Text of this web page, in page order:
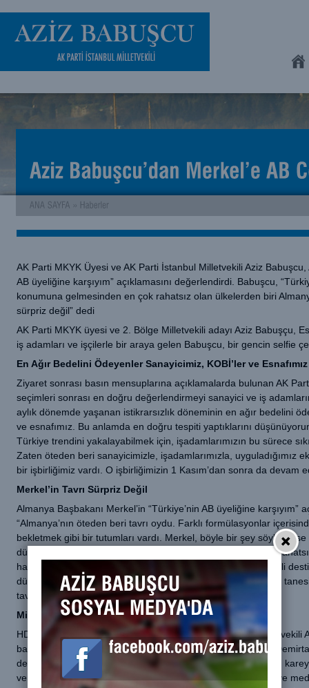
AK Parti MKYK Üyesi ve AK Parti İstanbul Milletvekili Aziz Babuşcu,
AB üyeliğine karşıyım” açıklamasını değerlendirdi. Babuşcu,
konumuna gelmesinden en çok rahatsız olan ülkelerden biri
sürpriz değil” dedi
AK Parti MKYK üyesi ve 2. Bölge Milletvekili adayı Aziz Babuşçu,
iş adamları ve işçilerle bir araya gelen Babuşcu, bir gencin selfie
En Ağır Bedelini Ödeyenler Sanayicimiz, KOBİ’ler ve Esnafımız
Ziyaret sonrası basın mensuplarına açıklamalarda bulunan AK
seçimleri sonrası en doğru değerlendirmeyi sanayici ve iş
aylık dönemde yaşanan istikrarsızlık döneminin en ağır bedelini
ve esnafımız. Bu anlamda en doğru tespiti yaptıklarını
Türkiye trendini yakalayabilmek için, işadamlarımızın bu sürece
Zaten öteden beri sanayicimizle, işadamlarımızla, uyguladığımız
bir işbirliğimiz vardı. O işbirliğimizin 1 Kasım’dan sonra da devam
Merkel’in Tavrı Sürpriz Değil
Almanya Başbakanı Merkel’in “Türkiye’nin AB üyeliğine karşıyım”
“Almanya’nın öteden beri tavrı oydu. Farklı formülasyonlar
bekletmek gibi bir tutumları vardı. Merkel, böyle bir şey
dünyada belirleyici aktör ülke konuma gelmesinden en ciddi
havaalanı projemizin Frankfurt’a alternatifliğinin ve çok önemli
düşündüğünüzde, Gezide de karşı çıkılan projelerimizden bir
tavrı net anlaşılabilir.” şeklinde konuştu.
Millet Görüyor
HDP Eş Genel Başkanı Demirtaş’ı da eleştiren AK Parti
barışın sözcüsü, seçimden sonra savaşın dilini kullanan bir
de görüyor. Demirtaş’a ve HDP’ye destek veren, aslında aynı
veren, bizim seçkin, elitist sermaye çevreleri, entellektüeller ve